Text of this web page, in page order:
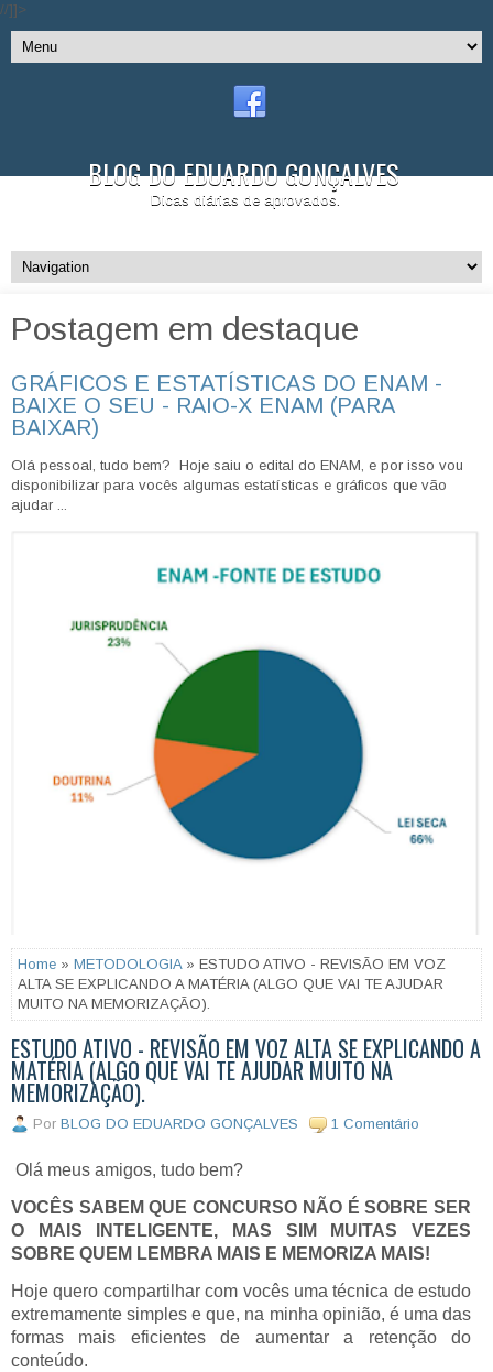
//]]>
BLOG DO EDUARDO GONÇALVES
Dicas diárias de aprovados.
Postagem em destaque
GRÁFICOS E ESTATÍSTICAS DO ENAM -
BAIXE O SEU - RAIO-X ENAM (PARA
BAIXAR)
Olá pessoal, tudo bem? Hoje saiu o edital do ENAM, e por isso vou
disponibilizar para vocês algumas estatísticas e gráficos que vão
ajudar ...
Home » METODOLOGIA » ESTUDO ATIVO - REVISÃO EM VOZ
ALTA SE EXPLICANDO A MATÉRIA (ALGO QUE VAI TE AJUDAR
MUITO NA MEMORIZAÇÃO).
ESTUDO ATIVO - REVISÃO EM VOZ ALTA SE EXPLICANDO A
MATÉRIA (ALGO QUE VAI TE AJUDAR MUITO NA
MEMORIZAÇÃO).
Por BLOG DO EDUARDO GONÇALVES 1 Comentário
Olá meus amigos, tudo bem?
VOCÊS SABEM QUE CONCURSO NÃO É SOBRE SER
O MAIS INTELIGENTE, MAS SIM MUITAS VEZES
SOBRE QUEM LEMBRA MAIS E MEMORIZA MAIS!
Hoje quero compartilhar com vocês uma técnica de estudo
extremamente simples e que, na minha opinião, é uma das
formas mais eficientes de aumentar a retenção do
conteúdo.